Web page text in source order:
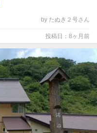
by たぬき２号さん
投稿日：8ヶ月前